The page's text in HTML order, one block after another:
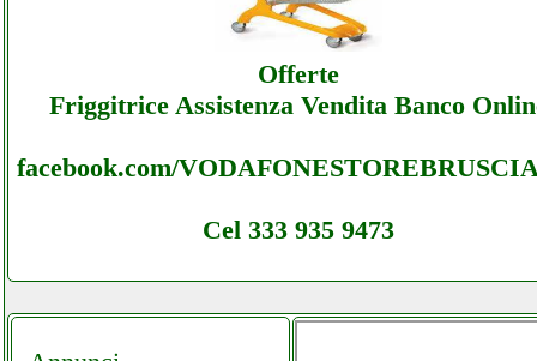
Aprilespa - Sottocosto Ecommerce
Offerte
Friggitrice Assistenza Vendita Banco
facebook.com/
Cel 333 935 9473